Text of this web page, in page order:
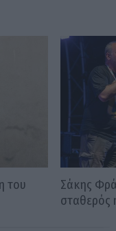
του
Σάκης
σταθερός